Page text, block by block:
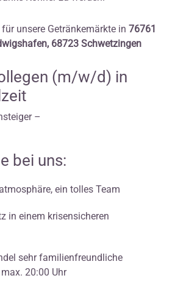
unsere Getränkemärkte in 76761
68723 Schwetzingen
(m/w/d) in
–
bei uns:
ein tolles Team
in einem krisensicheren
sehr familienfreundliche
20:00 Uhr